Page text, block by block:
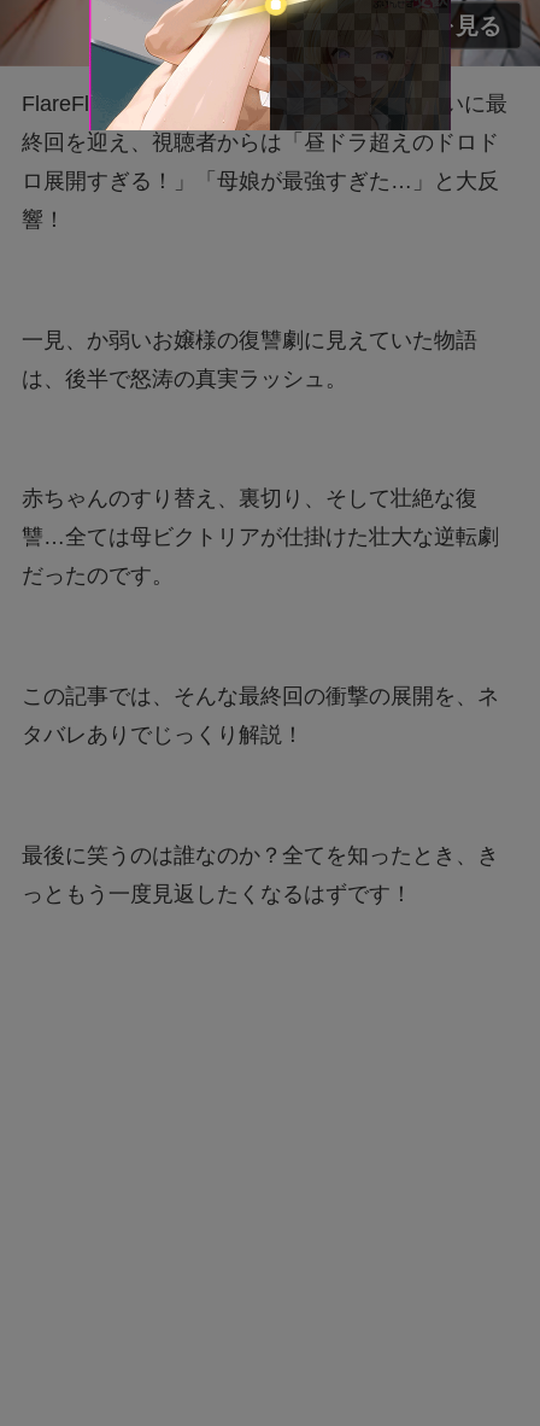
FlareFlowの話題作「裏切りの果てに」がついに最
終回を迎え、視聴者からは「昼ドラ超えのドロド
ロ展開すぎる！」「母娘が最強すぎた…」と大反
響！
一見、か弱いお嬢様の復讐劇に見えていた物語
は、後半で怒涛の真実ラッシュ。
赤ちゃんのすり替え、裏切り、そして壮絶な復
讐…全ては母ビクトリアが仕掛けた壮大な逆転劇
だったのです。
この記事では、そんな最終回の衝撃の展開を、ネ
タバレありでじっくり解説！
最後に笑うのは誰なのか？全てを知ったとき、き
っともう一度見返したくなるはずです！